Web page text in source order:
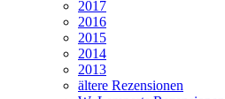
2017
2016
2015
2014
2013
ältere Rezensionen